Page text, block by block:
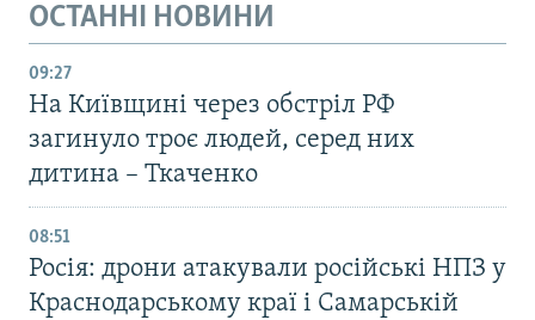
ОСТАННІ НОВИНИ
09:27
На Київщині через обстріл РФ
загинуло троє людей, серед них
дитина – Ткаченко
08:51
Росія: дрони атакували російські НПЗ у
Краснодарському краї і Самарській